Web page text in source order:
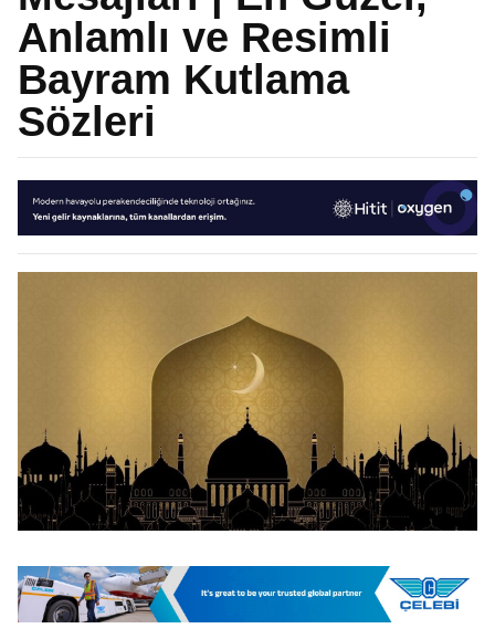
Anlamlı ve Resimli
Bayram Kutlama
Sözleri